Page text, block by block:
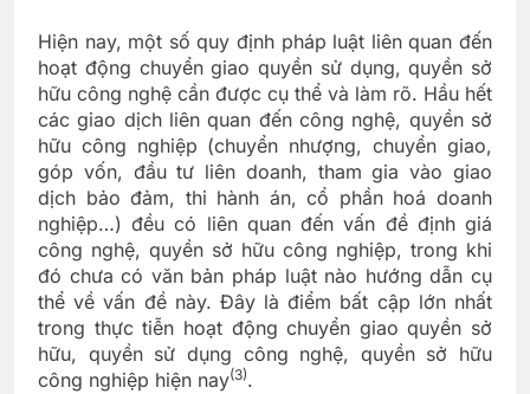
Hiện nay, một số quy định pháp luật liên quan đến
hoạt động chuyển giao quyền sử dụng, quyền sở
hữu công nghệ cần được cụ thể và làm rõ. Hầu hết
các giao dịch liên quan đến công nghệ, quyền sở
hữu công nghiệp (chuyển nhượng, chuyển giao,
góp vốn, đầu tư liên doanh, tham gia vào giao
dịch bảo đảm, thi hành án, cổ phần hoá doanh
nghiệp…) đều có liên quan đến vấn đề định giá
công nghệ, quyền sở hữu công nghiệp, trong khi
đó chưa có văn bản pháp luật nào hướng dẫn cụ
thể về vấn đề này. Đây là điểm bất cập lớn nhất
trong thực tiễn hoạt động chuyển giao quyền sở
hữu, quyền sử dụng công nghệ, quyền sở hữu
công nghiệp hiện nay(3).